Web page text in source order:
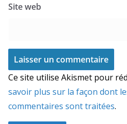
Site web
Ce site utilise Akismet pour
savoir plus sur la façon dont
commentaires sont traitées.